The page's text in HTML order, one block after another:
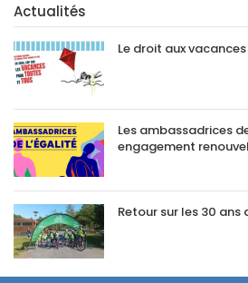
Actualités
Le droit aux vacances
Les ambassadrices
engagement
Retour sur les 30 ans